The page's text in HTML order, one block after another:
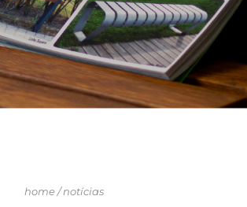
home/notícias